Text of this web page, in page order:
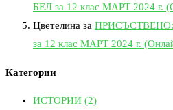
БЕЛ за 12 клас МАРТ 2024 г.
Цветелина за
за 12 клас МАРТ 2024 г.
Категории
ИСТОРИИ (2)